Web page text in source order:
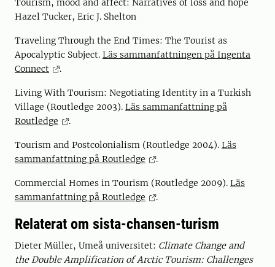
Tourism, mood and affect: Narratives of loss and hope
Hazel Tucker, Eric J. Shelton
Traveling Through the End Times: The Tourist as
Apocalyptic Subject. Läs sammanfattningen på Ingenta
Connect
.
Living With Tourism: Negotiating Identity in a Turkish
Village (Routledge 2003). Läs sammanfattning på
Routledge
.
Tourism and Postcolonialism (Routledge 2004). Läs
sammanfattning på Routledge
.
Commercial Homes in Tourism (Routledge 2009). Läs
sammanfattning på Routledge
.
Relaterat om sista-chansen-turism
Dieter Müller, Umeå universitet: Climate Change and
the Double Amplification of Arctic Tourism: Challenges